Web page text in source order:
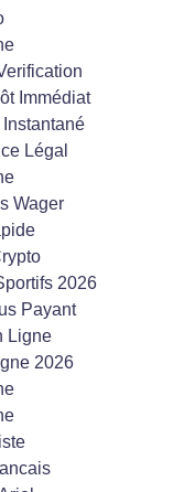
Immédiat
Légal
Wager
2026
Payant
Ligne
2026